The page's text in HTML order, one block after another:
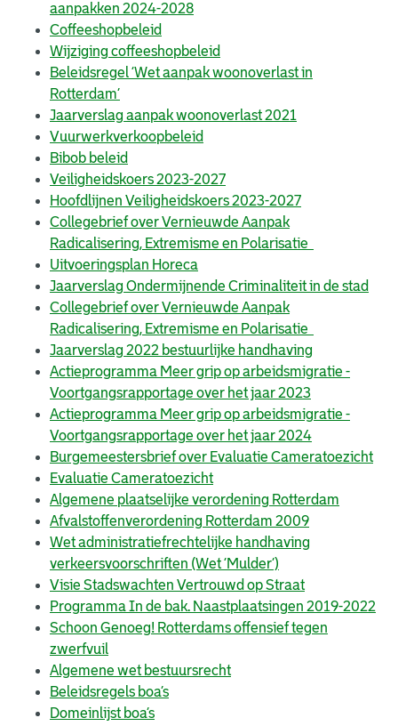
aanpakken 2024-2028
Coffeeshopbeleid
Wijziging coffeeshopbeleid
Beleidsregel ‘Wet aanpak woonoverlast in
Rotterdam’
Jaarverslag aanpak woonoverlast 2021
Vuurwerkverkoopbeleid
Bibob beleid
Veiligheidskoers 2023-2027
Hoofdlijnen Veiligheidskoers 2023-2027
Collegebrief over Vernieuwde Aanpak
Radicalisering, Extremisme en Polarisatie
Uitvoeringsplan Horeca
Jaarverslag Ondermijnende Criminaliteit in de stad
Collegebrief over Vernieuwde Aanpak
Radicalisering, Extremisme en Polarisatie
Jaarverslag 2022 bestuurlijke handhaving
Actieprogramma Meer grip op arbeidsmigratie -
Voortgangsrapportage over het jaar 2023
Actieprogramma Meer grip op arbeidsmigratie -
Voortgangsrapportage over het jaar 2024
Burgemeestersbrief over Evaluatie Cameratoezicht
Evaluatie Cameratoezicht
Algemene plaatselijke verordening Rotterdam
Afvalstoffenverordening Rotterdam 2009
Wet administratiefrechtelijke handhaving
verkeersvoorschriften (Wet ‘Mulder’)
Visie Stadswachten Vertrouwd op Straat
Programma In de bak. Naastplaatsingen 2019-2022
Schoon Genoeg! Rotterdams offensief tegen
zwerfvuil
Algemene wet bestuursrecht
Beleidsregels boa’s
Domeinlijst boa’s